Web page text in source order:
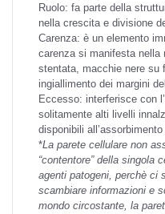
Ruolo: fa parte della
nella crescita e divisione
Carenza: è un elemento
carenza si manifesta
stentata, macchie nere su
ingiallimento dei margini
Eccesso: interferisce con
solitamente alti livelli
disponibili
*La parete cellulare non
“contentore” della singola
agenti patogeni, perchè ci
scambiare informazioni e
mondo circostante, la